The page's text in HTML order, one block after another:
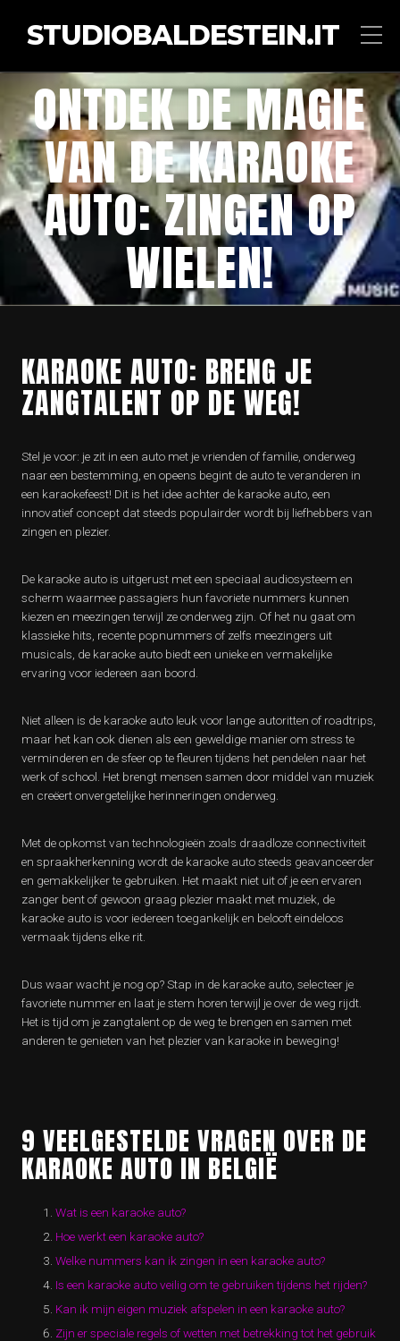
STUDIOBALDESTEIN.IT
ONTDEK DE MAGIE
VAN DE KARAOKE
AUTO: ZINGEN OP
WIELEN!
KARAOKE AUTO: BRENG JE
ZANGTALENT OP DE WEG!
Stel je voor: je zit in een auto met je vrienden of familie, onderweg
naar een bestemming, en opeens begint de auto te veranderen in
een karaokefeest! Dit is het idee achter de karaoke auto, een
innovatief concept dat steeds populairder wordt bij liefhebbers van
zingen en plezier.
De karaoke auto is uitgerust met een speciaal audiosysteem en
scherm waarmee passagiers hun favoriete nummers kunnen
kiezen en meezingen terwijl ze onderweg zijn. Of het nu gaat om
klassieke hits, recente popnummers of zelfs meezingers uit
musicals, de karaoke auto biedt een unieke en vermakelijke
ervaring voor iedereen aan boord.
Niet alleen is de karaoke auto leuk voor lange autoritten of roadtrips,
maar het kan ook dienen als een geweldige manier om stress te
verminderen en de sfeer op te fleuren tijdens het pendelen naar het
werk of school. Het brengt mensen samen door middel van muziek
en creëert onvergetelijke herinneringen onderweg.
Met de opkomst van technologieën zoals draadloze connectiviteit
en spraakherkenning wordt de karaoke auto steeds geavanceerder
en gemakkelijker te gebruiken. Het maakt niet uit of je een ervaren
zanger bent of gewoon graag plezier maakt met muziek, de
karaoke auto is voor iedereen toegankelijk en belooft eindeloos
vermaak tijdens elke rit.
Dus waar wacht je nog op? Stap in de karaoke auto, selecteer je
favoriete nummer en laat je stem horen terwijl je over de weg rijdt.
Het is tijd om je zangtalent op de weg te brengen en samen met
anderen te genieten van het plezier van karaoke in beweging!
9 VEELGESTELDE VRAGEN OVER DE
KARAOKE AUTO IN BELGIË
Wat is een karaoke auto?
Hoe werkt een karaoke auto?
Welke nummers kan ik zingen in een karaoke auto?
Is een karaoke auto veilig om te gebruiken tijdens het rijden?
Kan ik mijn eigen muziek afspelen in een karaoke auto?
Zijn er speciale regels of wetten met betrekking tot het gebruik